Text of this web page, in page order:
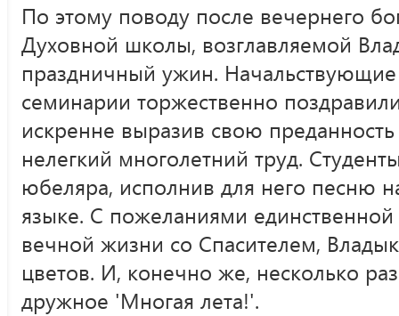
По этому поводу после вечернего
Духовной школы, возглавляемой
праздничный ужин.
семинарии торжественно
искренне выразив свою преданность
нелегкий многолетний труд.
юбеляра, исполнив для него песню
языке. С пожеланиями
вечной жизни со Спасителем,
цветов. И, конечно же, несколько
дружное 'Многая лета!'.